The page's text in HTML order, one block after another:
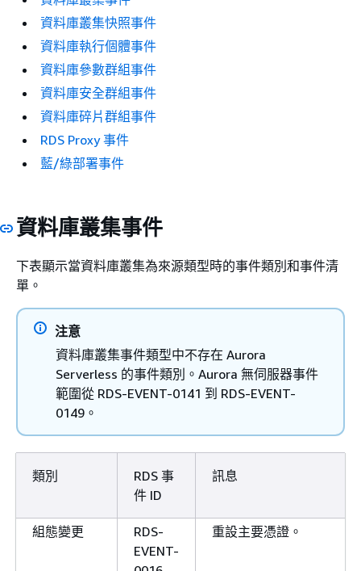
資料庫叢集快照事件
資料庫執行個體事件
資料庫參數群組事件
資料庫安全群組事件
資料庫碎片群組事件
RDS Proxy 事件
藍/綠部署事件
資料庫叢集事件
下表顯示當資料庫叢集為來源類型時的事件類別和事件清
單。
注意
資料庫叢集事件類型中不存在 Aurora
Serverless 的事件類別。Aurora 無伺服器事件
範圍從 RDS-EVENT-0141 到 RDS-EVENT-
0149。
類別
RDS 事
件 ID
訊息
組態變更
RDS-
EVENT-
重設主要憑證。